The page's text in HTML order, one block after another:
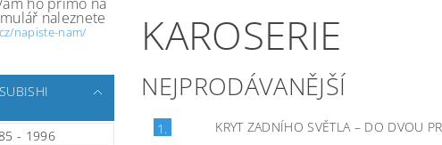
naleznete
napiste-nam/
- 1996
KAROSERIE
NEJPRODÁVANĚJŠÍ
1. KRYT ZADNÍHO SVĚTLA – DO DVOU